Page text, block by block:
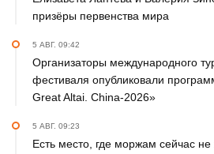
призёры первенства мира
5 АВГ. 09:42
Организаторы международного
фестиваля опубликовали
Great Altai. China-2026»
5 АВГ. 09:23
Есть место, где моржам сейчас